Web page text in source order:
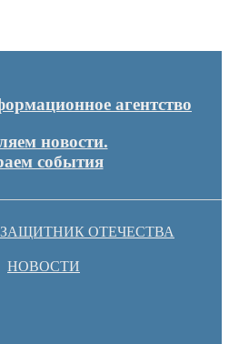
агентство
новости.
события
ЗАЩИТНИК ОТЕЧЕСТВА
НОВОСТИ